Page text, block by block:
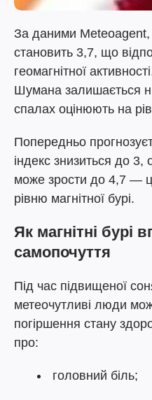
За даними Meteoagent,
становить 3,7, що
геомагнітної
Шумана залишається
спалах оцінюють на
Попередньо
індекс знизиться до 3,
може зрости до 4,7 —
рівню магнітної бурі.
Як магнітні бурі
самопочуття
Під час підвищеної
метеочутливі люди
погіршення стану
про:
головний біль;